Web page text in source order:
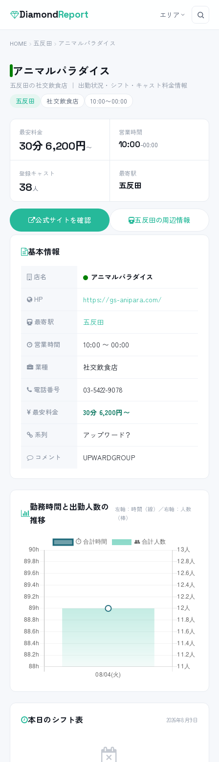
DiamondReport エリア
HOME 五反田 アニマルパラダイス
アニマルパラダイス
五反田の社交飲食店 ｜ 出勤状況・シフト・キャスト料金情報
五反田
社交飲食店 10:00〜00:00
最安料金
30分 6,200円〜
営業時間
10:00–00:00
登録キャスト
38 人
最寄駅
五反田
公式サイトを確認 五反田の周辺情報
基本情報
店名 アニマルパラダイス
HP https://gs-anipara.com/
最寄駅 五反田
営業時間 10:00 〜 00:00
業種 社交飲食店
電話番号 03-5422-9078
最安料金 30分 6,200円〜
系列 アップワード？
コメント UPWARDGROUP
勤務時間と出勤人数の
推移
左軸：時間（線）／右軸：人数
（棒）
本日のシフト表 2026年8月9日